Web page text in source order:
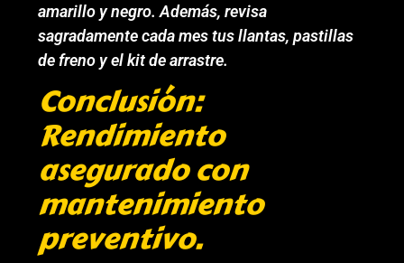
amarillo y negro. Además, revisa
sagradamente cada mes tus llantas, pastillas
de freno y el kit de arrastre.
Conclusión:
Rendimiento
asegurado con
mantenimiento
preventivo.